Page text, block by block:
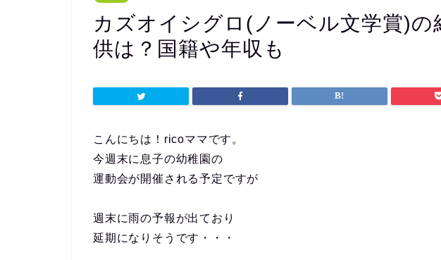
カズオイシグロ(ノーベル文学賞)の
供は？国籍や年収も
こんにちは！ricoママです。
今週末に息子の幼稚園の
運動会が開催される予定ですが
週末に雨の予報が出ており
延期になりそうです・・・